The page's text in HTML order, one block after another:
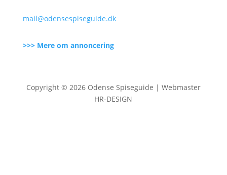
mail@odensespiseguide.dk
>>> Mere om annoncering
Copyright © 2026 Odense Spiseguide | Webmaster
HR-DESIGN